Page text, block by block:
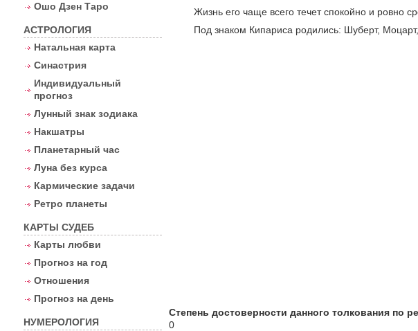
Ошо Дзен Таро
АСТРОЛОГИЯ
Натальная карта
Синастрия
Индивидуальный
прогноз
Лунный знак зодиака
Накшатры
Планетарный час
Луна без курса
Кармические задачи
Ретро планеты
КАРТЫ СУДЕБ
Карты любви
Прогноз на год
Отношения
Прогноз на день
НУМЕРОЛОГИЯ
Жизнь его чаще всего течет спокойно и ровно
Под знаком Кипариса родились: Шуберт,
Степень достоверности данного толкования по
0